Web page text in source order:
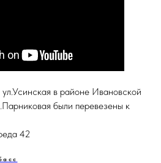
в районе Ивановской
были перевезены к
42